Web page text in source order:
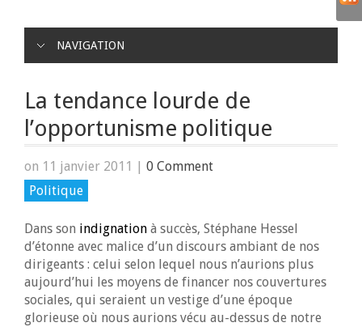
NAVIGATION
La tendance lourde de
l’opportunisme politique
on 11 janvier 2011 | 0 Comment
Politique
Dans son indignation à succès, Stéphane Hessel
d’étonne avec malice d’un discours ambiant de nos
dirigeants : celui selon lequel nous n’aurions plus
aujourd’hui les moyens de financer nos couvertures
sociales, qui seraient un vestige d’une époque
glorieuse où nous aurions vécu au-dessus de notre